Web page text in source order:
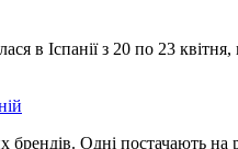
в Іспанії з 20 по 23
брендів. Одні постачають